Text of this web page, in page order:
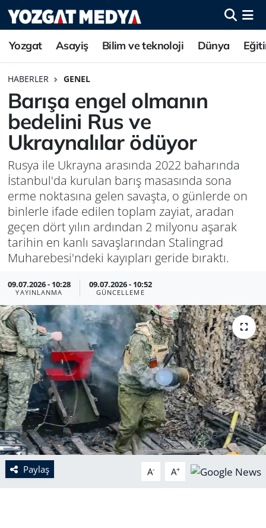
Yozgat Asayiş Bilim ve teknoloji Dünya
HABERLER GENEL
Barışa engel olmanın
bedelini Rus ve
Ukraynalılar ödüyor
Rusya ile Ukrayna arasında 2022 baharında
İstanbul'da kurulan barış masasında sona
erme noktasına gelen savaşta, o günlerde on
binlerle ifade edilen toplam zayiat, aradan
geçen dört yılın ardından 2 milyonu aşarak
tarihin en kanlı savaşlarından Stalingrad
Muharebesi'ndeki kayıpları geride bıraktı.
09.07.2026 - 10:28
YAYINLANMA
09.07.2026 - 10:52
GÜNCELLEME
Paylaş A- A+